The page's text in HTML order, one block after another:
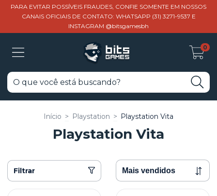
PARA EVITAR POSSÍVEIS FRAUDES, CONFIE SOMENTE EM NOSSOS
CANAIS OFICIAIS DE CONTATO: WHATSAPP (31) 3271-9537 E
INSTAGRAM @bitsgamesbh
0
Início > Playstation > Playstation Vita
Playstation Vita
Filtrar